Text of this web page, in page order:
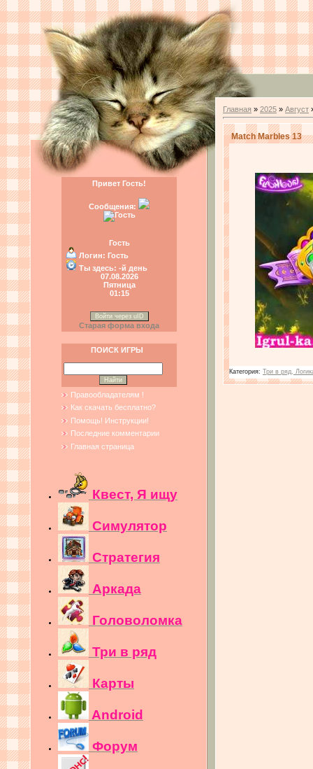
Привет Гость!
Сообщения:
Гость
Логин: Гость
Ты здесь: -й день
07.08.2026
Пятница
01:15
Войти через uID
Старая форма входа
ПОИСК ИГРЫ
Правообладателям !
Как скачать бесплатно?
Помощь! Инструкции!
Последние комментарии
Главная страница
Квест, Я ищу
Симулятор
Стратегия
Аркада
Головоломка
Три в ряд
Карты
Android
Форум
Главная » 2025 » Август
Match Marbles 13
Категория: Три в ряд,